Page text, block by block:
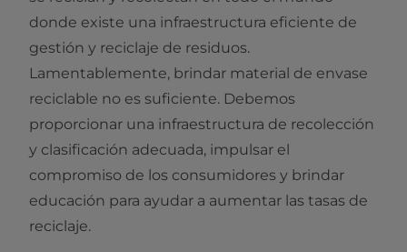
donde existe una infraestructura eficiente de
gestión y reciclaje de residuos.
Lamentablemente, brindar material de envase
reciclable no es suficiente. Debemos
proporcionar una infraestructura de recolección
y clasificación adecuada, impulsar el
compromiso de los consumidores y brindar
educación para ayudar a aumentar las tasas de
reciclaje.